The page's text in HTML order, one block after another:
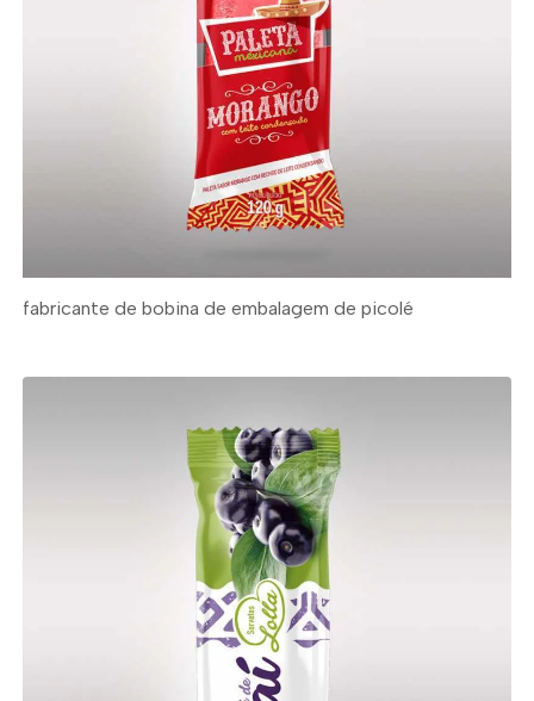
fabricante de bobina de embalagem de picolé